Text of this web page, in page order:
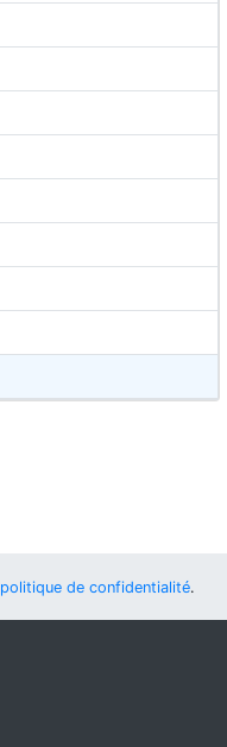
politique de confidentialité.